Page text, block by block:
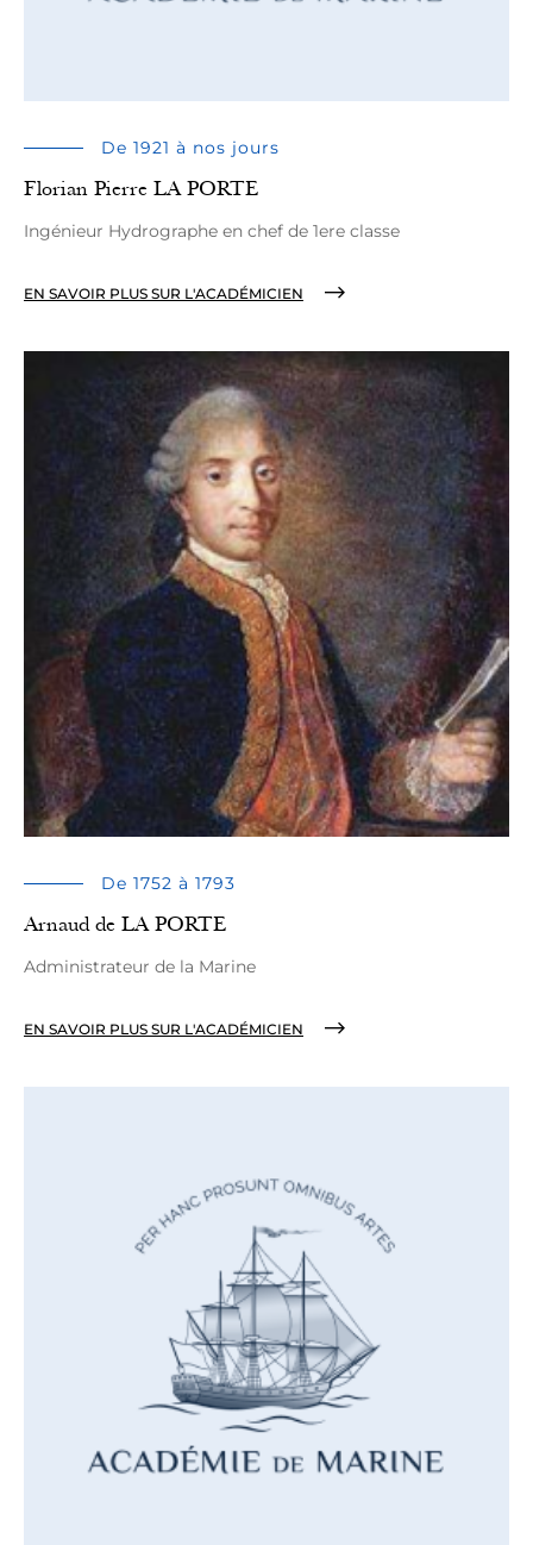
De 1921 à nos jours
Florian Pierre LA PORTE
Ingénieur Hydrographe en chef de 1ere classe
EN SAVOIR PLUS SUR L'ACADÉMICIEN
De 1752 à 1793
Arnaud de LA PORTE
Administrateur de la Marine
EN SAVOIR PLUS SUR L'ACADÉMICIEN